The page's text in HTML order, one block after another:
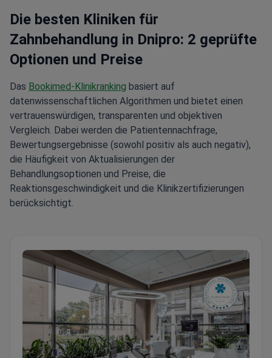
Die besten Kliniken für
Zahnbehandlung in Dnipro: 2 geprüfte
Optionen und Preise
Das Bookimed-Klinikranking basiert auf
datenwissenschaftlichen Algorithmen und bietet einen
vertrauenswürdigen, transparenten und objektiven
Vergleich. Dabei werden die Patientennachfrage,
Bewertungsergebnisse (sowohl positiv als auch negativ),
die Häufigkeit von Aktualisierungen der
Behandlungsoptionen und Preise, die
Reaktionsgeschwindigkeit und die Klinikzertifizierungen
berücksichtigt.